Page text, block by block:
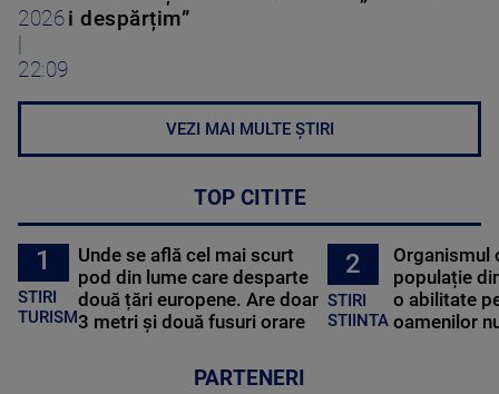
2026
22:09
i despărțim”
VEZI MAI MULTE ȘTIRI
TOP CITITE
1
STIRI
TURISM
Unde se află cel mai scurt
pod din lume care desparte
două țări europene. Are doar
3 metri și două fusuri orare
2
STIRI
STIINTA
Organismul
populație
o abilitate
oamenilor
PARTENERI